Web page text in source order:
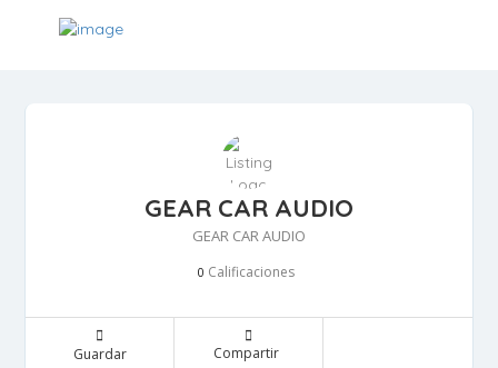
GEAR CAR AUDIO
GEAR CAR AUDIO
0 Calificaciones
Guardar Compartir